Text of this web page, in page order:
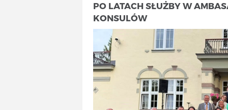
KREDYTY
UBEZPIECZENIA
FINANSE
SPECJALIŚCI
FINANSE
SPECJALIŚCI
TELECOM
USŁUGI
PO LATACH SŁUŻBY W
KONSULÓW